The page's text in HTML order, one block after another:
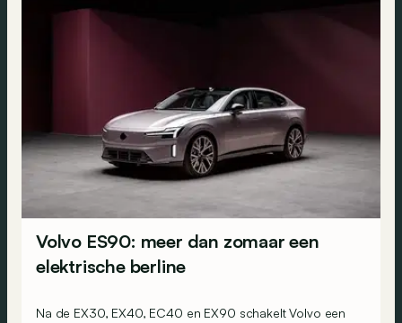
Volvo ES90: meer dan zomaar een
elektrische berline
Na de EX30, EX40, EC40 en EX90 schakelt Volvo een